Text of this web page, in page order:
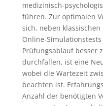
medizinisch-
führen. Zur optimalen
sich, neben
Online-
Prüfungsablauf besser
durchfallen, ist eine
wobei die Wartezeit
beachten ist.
Anzahl der benötigten